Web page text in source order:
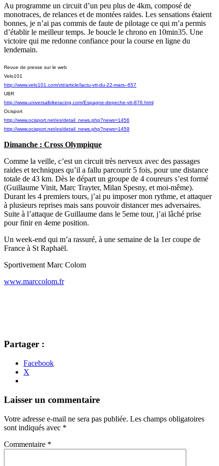
Au programme un circuit d’un peu plus de 4km, composé de
monotraces, de relances et de montées raides. Les sensations étaient
bonnes, je n’ai pas commis de faute de pilotage ce qui m’a permis
d’établir le meilleur temps. Je boucle le chrono en 10min35. Une
victoire qui me redonne confiance pour la course en ligne du
lendemain.
Revue de presse sur le web
Velo101
http://www.velo101.com/vtt/article/lactu-vtt-du-22-mars–657
UBR
http://www.universalbikeracing.com/Espagne-depeche-vtt-876.html
Ocisport
http://www.ocisport.net/es/detail_news.php?news=1456
http://www.ocisport.net/es/detail_news.php?news=1459
Dimanche : Cross Olympique
Comme la veille, c’est un circuit très nerveux avec des passages
raides et techniques qu’il a fallu parcourir 5 fois, pour une distance
totale de 43 km. Dès le départ un groupe de 4 coureurs s’est formé
(Guillaume Vinit, Marc Trayter, Milan Spesny, et moi-même).
Durant les 4 premiers tours, j’ai pu imposer mon rythme, et attaquer
à plusieurs reprises mais sans pouvoir distancer mes adversaires.
Suite à l’attaque de Guillaume dans le 5eme tour, j’ai lâché prise
pour finir en 4eme position.
Un week-end qui m’a rassuré, à une semaine de la 1er coupe de
France à St Raphaël.
Sportivement Marc Colom
www.marccolom.fr
Partager :
Facebook
X
Navigation
articles
←
→
Laisser un commentaire
Votre adresse e-mail ne sera pas publiée. Les champs obligatoires
sont indiqués avec *
Commentaire *